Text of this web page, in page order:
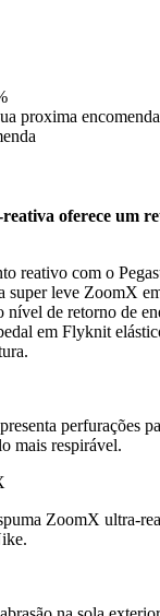
proxima encomenda
oferece um
reativo com o
super leve ZoomX
de retorno de
em Flyknit
perfurações
mais respirável.
ZoomX ultra-